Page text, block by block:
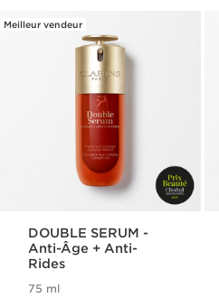
Meilleur vendeur
DOUBLE SERUM -
Anti-Âge + Anti-
Rides
75 ml